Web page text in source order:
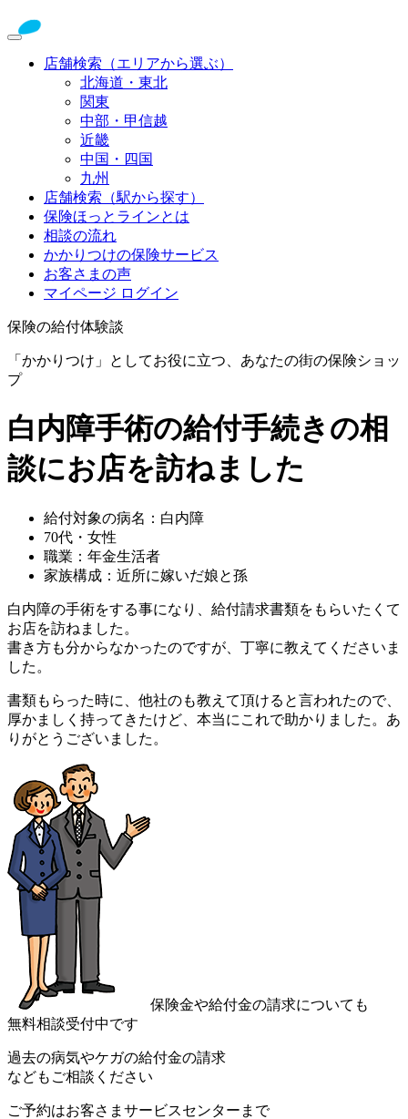
店舗検索（エリアから選ぶ）
北海道・東北
関東
中部・甲信越
近畿
中国・四国
九州
店舗検索（駅から探す）
保険ほっとラインとは
相談の流れ
かかりつけの保険サービス
お客さまの声
マイページ ログイン
保険の給付体験談
「かかりつけ」としてお役に立つ、あなたの街の保険ショッ
プ
白内障手術の給付手続きの相
談にお店を訪ねました
給付対象の病名：白内障
70代・女性
職業：年金生活者
家族構成：近所に嫁いだ娘と孫
白内障の手術をする事になり、給付請求書類をもらいたくて
お店を訪ねました。
書き方も分からなかったのですが、丁寧に教えてくださいま
した。
書類もらった時に、他社のも教えて頂けると言われたので、
厚かましく持ってきたけど、本当にこれで助かりました。あ
りがとうございました。
保険金や給付金の請求についても
無料相談受付中です
過去の病気やケガの給付金の請求
などもご相談ください
ご予約はお客さまサービスセンターまで